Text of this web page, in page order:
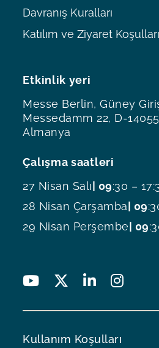
Etkinlik yeri
Messe Berlin, Güney
Messedamm 22, D-
Almanya
Çalışma saatleri
27 Nisan Salı | 09:30 –
28 Nisan Çarşamba | 09
29 Nisan Perşembe | 09
Davranış Kuralları
Katılım ve Ziyaret Koşulları
Kullanım Koşulları